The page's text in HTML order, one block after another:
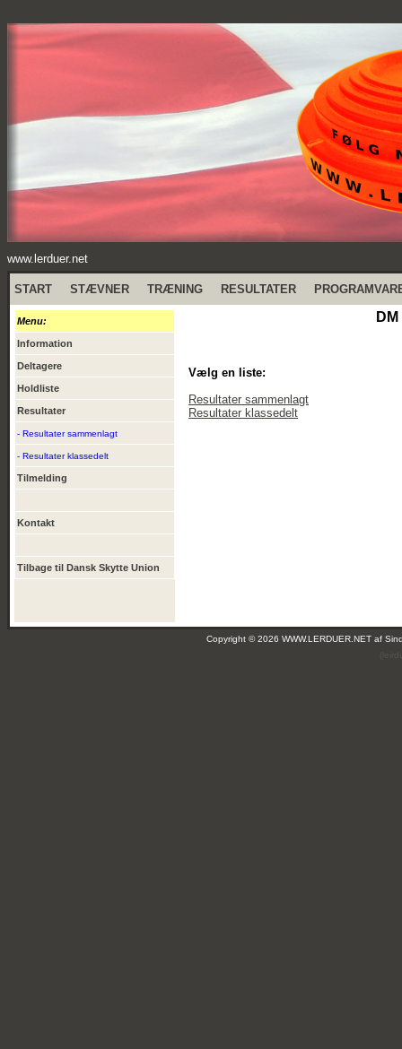
www.lerduer.net
START STÆVNER TRÆNING RESULTATER
Menu:
Information
Deltagere
Holdliste
Resultater
- Resultater sammenlagt
- Resultater klassedelt
Tilmelding
Kontakt
Tilbage til Dansk Skytte Union
Vælg en liste:
Resultater sammenlagt
Resultater klassedelt
Copyright © 2026 WWW.LERDUER.NET af